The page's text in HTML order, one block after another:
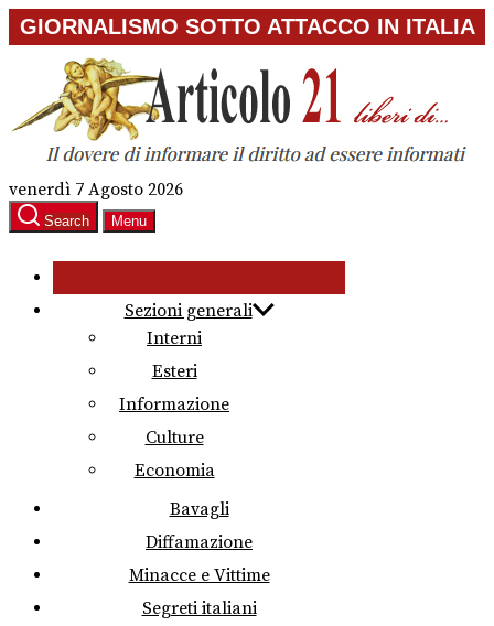
Skip
to
content
GIORNALISMO SOTTO ATTACCO IN ITALIA
venerdì 7 Agosto 2026
Search Menu
Sezioni generali
Interni
Esteri
Informazione
Culture
Economia
Bavagli
Diffamazione
Minacce e Vittime
Segreti italiani